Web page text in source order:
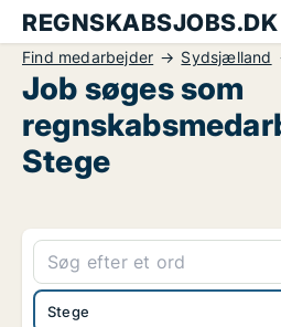
REGNSKABSJOBS.DK
Find medarbejder Sydsjælland
Job søges som
Stege
Stege